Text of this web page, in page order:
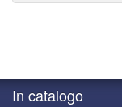
In catalogo